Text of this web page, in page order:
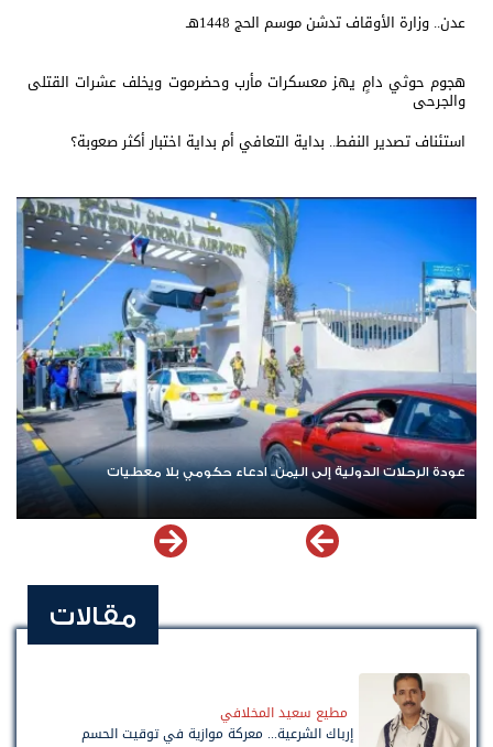
عدن.. وزارة الأوقاف تدشن موسم الحج 1448هـ
هجوم حوثي دامٍ يهز معسكرات مأرب وحضرموت ويخلف عشرات القتلى
والجرحى
استئناف تصدير النفط.. بداية التعافي أم بداية اختبار أكثر صعوبة؟
عودة الرحلات الدولية إلى اليمن.. ادعاء حكومي بلا معطيات
مقالات
مطيع سعيد المخلافي
إرباك الشرعية... معركة موازية في توقيت الحسم